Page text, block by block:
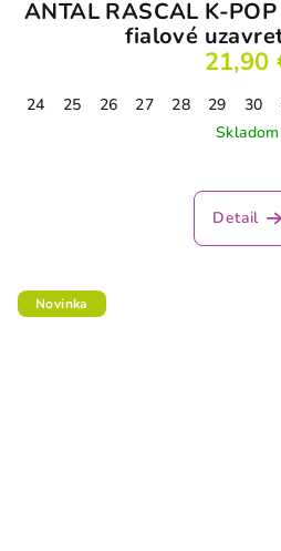
ANTAL RASCAL K-
fialové
21,90
24 25 26 27 28 29 30
Skladom
Detail
Novinka